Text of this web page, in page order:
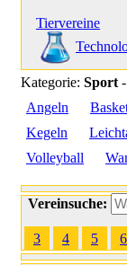
Tiervereine
Kategorie: Sport
Angeln
Kegeln
Volleyball
Vereinsuche:
3
4 5 6